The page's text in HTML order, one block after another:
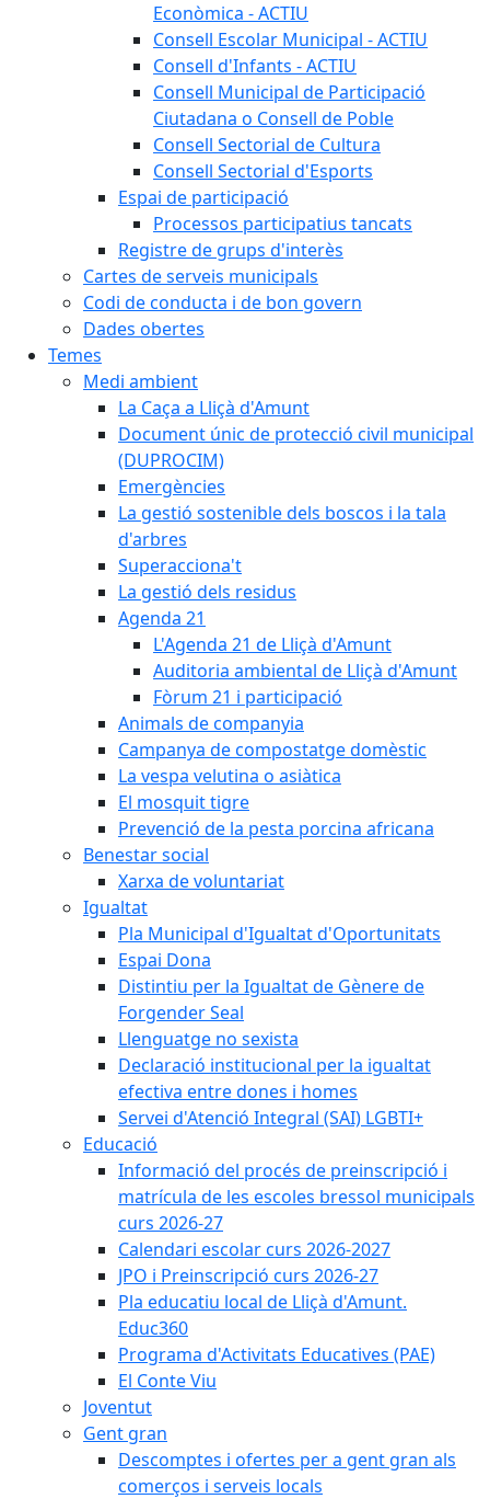
Econòmica - ACTIU
Consell Escolar Municipal - ACTIU
Consell d'Infants - ACTIU
Consell Municipal de Participació
Ciutadana o Consell de Poble
Consell Sectorial de Cultura
Consell Sectorial d'Esports
Espai de participació
Processos participatius tancats
Registre de grups d'interès
Cartes de serveis municipals
Codi de conducta i de bon govern
Dades obertes
Temes
Medi ambient
La Caça a Lliçà d'Amunt
Document únic de protecció civil municipal
(DUPROCIM)
Emergències
La gestió sostenible dels boscos i la tala
d'arbres
Superacciona't
La gestió dels residus
Agenda 21
L'Agenda 21 de Lliçà d'Amunt
Auditoria ambiental de Lliçà d'Amunt
Fòrum 21 i participació
Animals de companyia
Campanya de compostatge domèstic
La vespa velutina o asiàtica
El mosquit tigre
Prevenció de la pesta porcina africana
Benestar social
Xarxa de voluntariat
Igualtat
Pla Municipal d'Igualtat d'Oportunitats
Espai Dona
Distintiu per la Igualtat de Gènere de
Forgender Seal
Llenguatge no sexista
Declaració institucional per la igualtat
efectiva entre dones i homes
Servei d'Atenció Integral (SAI) LGBTI+
Educació
Informació del procés de preinscripció i
matrícula de les escoles bressol municipals
curs 2026-27
Calendari escolar curs 2026-2027
JPO i Preinscripció curs 2026-27
Pla educatiu local de Lliçà d'Amunt.
Educ360
Programa d'Activitats Educatives (PAE)
El Conte Viu
Joventut
Gent gran
Descomptes i ofertes per a gent gran als
comerços i serveis locals